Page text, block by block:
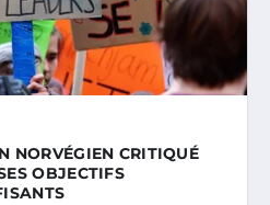
NORVÉGIEN CRITIQUÉ
OBJECTIFS